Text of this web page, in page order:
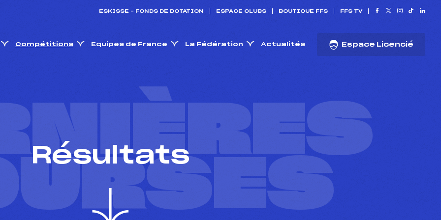
ESKISSE – FONDS DE DOTATION ESPACE CLUBS BOUTIQUE FFS FFS TV
Compétitions Equipes de France La Fédération Actualités Espace Licencié
Résultats